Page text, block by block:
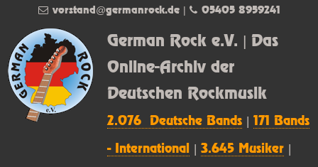
German Rock e.V. | Das
Online-Archiv der
Deutschen Rockmusik
2.076 Deutsche Bands |171 Bands
- International |3.645 Musiker
vorstand@germanrock.de| 05405 8959241